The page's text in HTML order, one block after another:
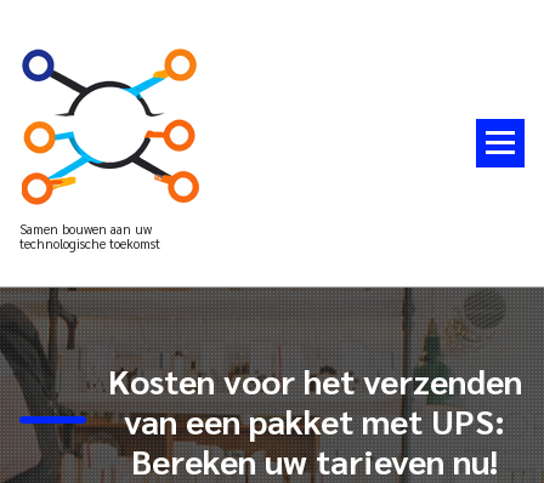
Samen bouwen aan uw
technologische toekomst
Kosten voor het verzenden
van een pakket met UPS:
Bereken uw tarieven nu!